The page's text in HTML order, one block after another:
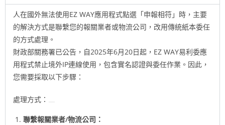
人在國外無法使用EZ WAY應用程式點選「申報相符」時，主要
的解決方式是聯繫您的報關業者或物流公司，改用傳統紙本委任
的方式處理。
財政部關務署已公告，自2025年6月20日起，EZ WAY易利委應
用程式禁止境外IP連線使用，包含實名認證與委任作業。因此，
您需要採取以下步驟：
處理方式：
聯繫報關業者/物流公司：